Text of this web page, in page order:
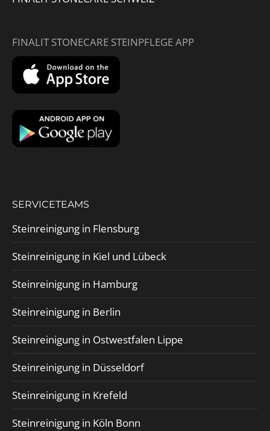
FINALIT STONECARE STEINPFLEGE APP
SERVICETEAMS
Steinreinigung in Flensburg
Steinreinigung in Kiel und Lübeck
Steinreinigung in Hamburg
Steinreinigung in Berlin
Steinreinigung in Ostwestfalen Lippe
Steinreinigung in Düsseldorf
Steinreinigung in Krefeld
Steinreinigung in Köln Bonn